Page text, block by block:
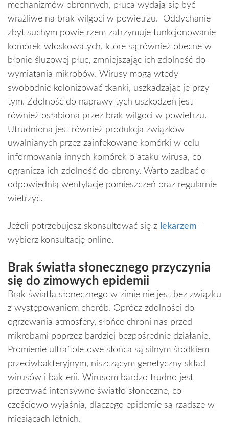
mechanizmów obronnych, płuca wydają się być
wrażliwe na brak wilgoci w powietrzu. Oddychanie
zbyt suchym powietrzem zatrzymuje funkcjonowanie
komórek włoskowatych, które są również obecne w
błonie śluzowej płuc, zmniejszając ich zdolność do
wymiatania mikrobów. Wirusy mogą wtedy
swobodnie kolonizować tkanki, uszkadzając je przy
tym. Zdolność do naprawy tych uszkodzeń jest
również osłabiona przez brak wilgoci w powietrzu.
Utrudniona jest również produkcja związków
uwalnianych przez zainfekowane komórki w celu
informowania innych komórek o ataku wirusa, co
ogranicza ich zdolność do obrony. Warto zadbać o
odpowiednią wentylację pomieszczeń oraz regularnie
wietrzyć.
Jeżeli potrzebujesz skonsultować się z lekarzem -
wybierz konsultację online.
Brak światła słonecznego przyczynia
się do zimowych epidemii
Brak światła słonecznego w zimie nie jest bez związku
z występowaniem chorób. Oprócz zdolności do
ogrzewania atmosfery, słońce chroni nas przed
mikrobami poprzez bardziej bezpośrednie działanie.
Promienie ultrafioletowe słońca są silnym środkiem
przeciwbakteryjnym, niszczącym genetyczny skład
wirusów i bakterii. Wirusom bardzo trudno jest
przetrwać intensywne światło słoneczne, co
częściowo wyjaśnia, dlaczego epidemie są rzadsze w
miesiącach letnich.